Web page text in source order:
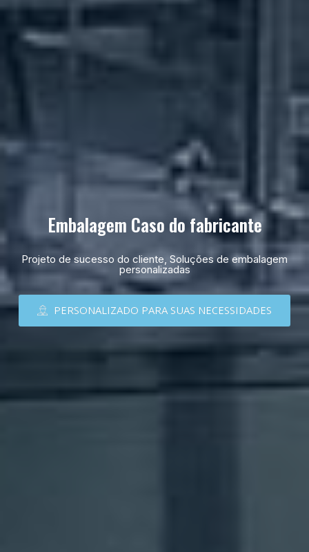
Embalagem Caso do fabricante
Projeto de sucesso do cliente, Soluções de embalagem
personalizadas
PERSONALIZADO PARA SUAS NECESSIDADES